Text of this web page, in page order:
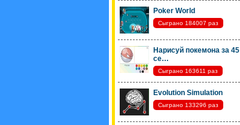
Poker World
Сыграно 184007 раз
Нарисуй покемона за 45
се…
Сыграно 163611 раз
Evolution Simulation
Сыграно 133296 раз